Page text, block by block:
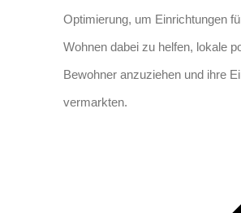
Optimierung, um Einrichtungen
Wohnen dabei zu helfen, lokale
Bewohner anzuziehen und ihre
vermarkten.